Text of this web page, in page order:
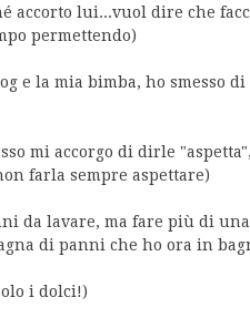
accorto lui...vuol dire che
permettendo)
e la mia bimba, ho smesso
mi accorgo di dirle
farla sempre aspettare)
da lavare, ma fare più di
di panni che ho ora in
i dolci!)